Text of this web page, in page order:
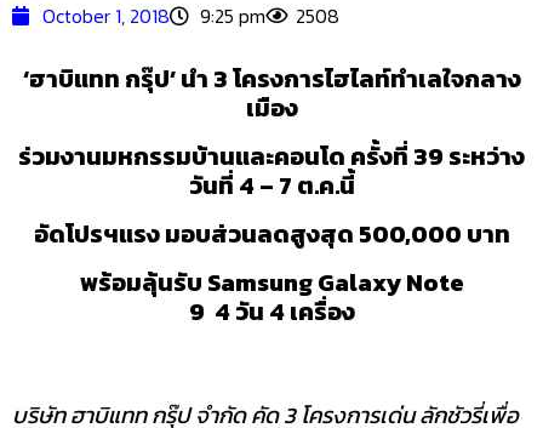
October 1, 2018 9:25 pm 2508
‘ฮาบิแทท กรุ๊ป’ นำ 3 โครงการไฮไลท์ทำเลใจกลาง
เมือง
ร่วมงานมหกรรมบ้านและคอนโด ครั้งที่ 39 ระหว่าง
วันที่ 4 – 7 ต.ค.นี้
อัดโปรฯแรง มอบส่วนลดสูงสุด 500,000 บาท
พร้อมลุ้นรับ Samsung Galaxy Note
9 4 วัน 4 เครื่อง
บริษัท ฮาบิแทท กรุ๊ป จำกัด คัด3 โครงการเด่น ลักชัวรี่เพื่อ